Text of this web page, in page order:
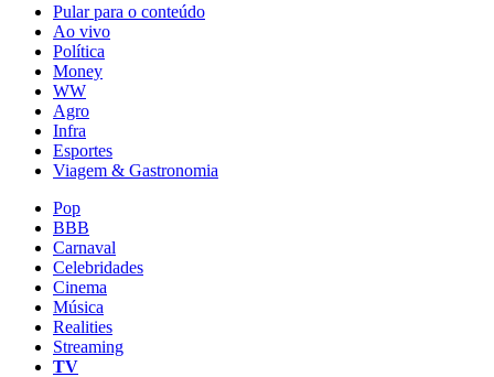
Pular para o conteúdo
Ao vivo
Política
Money
WW
Agro
Infra
Esportes
Viagem & Gastronomia
Pop
BBB
Carnaval
Celebridades
Cinema
Música
Realities
Streaming
TV